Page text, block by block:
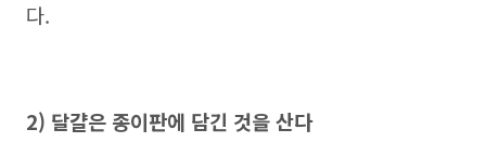
다.
2) 달걀은 종이판에 담긴 것을 산다